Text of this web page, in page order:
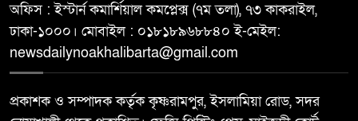
অফিস : ইস্টার্ন কমার্শিয়াল কমপ্লেক্স (৭ম তলা), ৭৩ কাকরাইল,
ঢাকা-১০০০। মোবাইল : ০১৮১৮৯৬৮৮৪০ ই-মেইল:
newsdailynoakhalibarta@gmail.com
প্রকাশক ও সম্পাদক কর্তৃক কৃষ্ণরামপুর, ইসলামিয়া রোড, সদর